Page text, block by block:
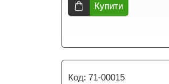
Купити
71-00015